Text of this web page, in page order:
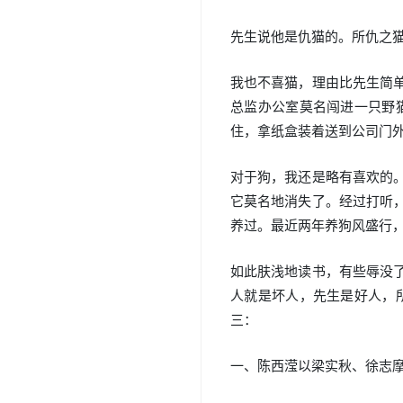
先生说他是仇猫的。所仇之
我也不喜猫，理由比先生简
总监办公室莫名闯进一只野
住，拿纸盒装着送到公司门
对于狗，我还是略有喜欢的
它莫名地消失了。经过打听
养过。最近两年养狗风盛行
如此肤浅地读书，有些辱没
人就是坏人，先生是好人，
三：
一、陈西滢以梁实秋、徐志